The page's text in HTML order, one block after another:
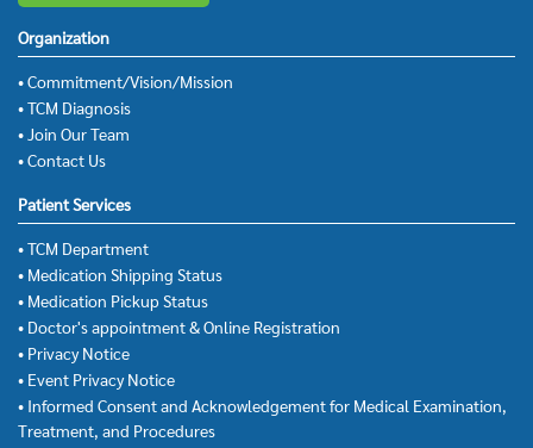
Organization
• Commitment/Vision/Mission
• TCM Diagnosis
• Join Our Team
• Contact Us
Patient Services
• TCM Department
• Medication Shipping Status
• Medication Pickup Status
• Doctor's appointment & Online Registration
• Privacy Notice
• Event Privacy Notice
• Informed Consent and Acknowledgement for Medical Examination,
Treatment, and Procedures